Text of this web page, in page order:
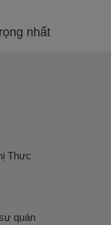
nhất
Thực
quán